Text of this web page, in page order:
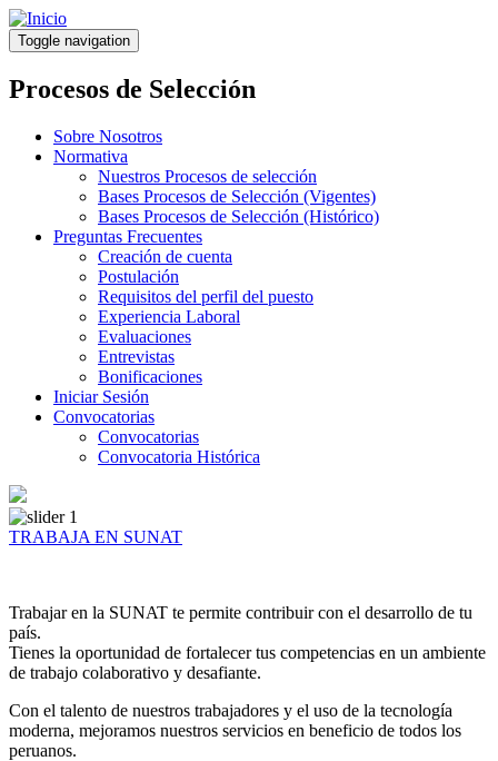
Pasar
al
contenido
principal
Toggle navigation
Procesos de Selección
Sobre Nosotros
Normativa
Nuestros Procesos de selección
Bases Procesos de Selección (Vigentes)
Bases Procesos de Selección (Histórico)
Preguntas Frecuentes
Creación de cuenta
Postulación
Requisitos del perfil del puesto
Experiencia Laboral
Evaluaciones
Entrevistas
Bonificaciones
Iniciar Sesión
Convocatorias
Convocatorias
Convocatoria Histórica
TRABAJA EN SUNAT
Trabajar en la SUNAT te permite contribuir con el desarrollo de tu
país.
Tienes la oportunidad de fortalecer tus competencias en un ambiente
de trabajo colaborativo y desafiante.
Con el talento de nuestros trabajadores y el uso de la tecnología
moderna, mejoramos nuestros servicios en beneficio de todos los
peruanos.